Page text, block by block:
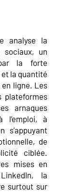
analyse la
un
la forte
la quantité
en ligne. Les
plateformes
arnaques
l’emploi, à
s’appuyant
de
ciblée.
mises en
la
surtout sur